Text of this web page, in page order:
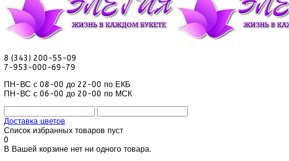
8 (343) 200-55-09
7-953-000-69-79
ПН-ВС с 08-00 до 22-00 по ЕКБ
ПН-ВС с 06-00 до 20-00 по МСК
Доставка цветов
Список избранных товаров пуст
0
В Вашей корзине нет ни одного товара.